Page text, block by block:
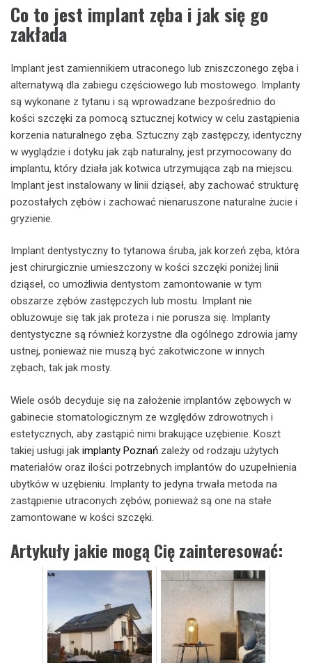
Co to jest implant zęba i jak się go
zakłada
Implant jest zamiennikiem utraconego lub zniszczonego zęba i
alternatywą dla zabiegu częściowego lub mostowego. Implanty
są wykonane z tytanu i są wprowadzane bezpośrednio do
kości szczęki za pomocą sztucznej kotwicy w celu zastąpienia
korzenia naturalnego zęba. Sztuczny ząb zastępczy, identyczny
w wyglądzie i dotyku jak ząb naturalny, jest przymocowany do
implantu, który działa jak kotwica utrzymująca ząb na miejscu.
Implant jest instalowany w linii dziąseł, aby zachować strukturę
pozostałych zębów i zachować nienaruszone naturalne żucie i
gryzienie.
Implant dentystyczny to tytanowa śruba, jak korzeń zęba, która
jest chirurgicznie umieszczony w kości szczęki poniżej linii
dziąseł, co umożliwia dentystom zamontowanie w tym
obszarze zębów zastępczych lub mostu. Implant nie
obluzowuje się tak jak proteza i nie porusza się. Implanty
dentystyczne są również korzystne dla ogólnego zdrowia jamy
ustnej, ponieważ nie muszą być zakotwiczone w innych
zębach, tak jak mosty.
Wiele osób decyduje się na założenie implantów zębowych w
gabinecie stomatologicznym ze względów zdrowotnych i
estetycznych, aby zastąpić nimi brakujące uzębienie. Koszt
takiej usługi jak implanty Poznań zależy od rodzaju użytych
materiałów oraz ilości potrzebnych implantów do uzupełnienia
ubytków w uzębieniu. Implanty to jedyna trwała metoda na
zastąpienie utraconych zębów, ponieważ są one na stałe
zamontowane w kości szczęki.
Artykuły jakie mogą Cię zainteresować: